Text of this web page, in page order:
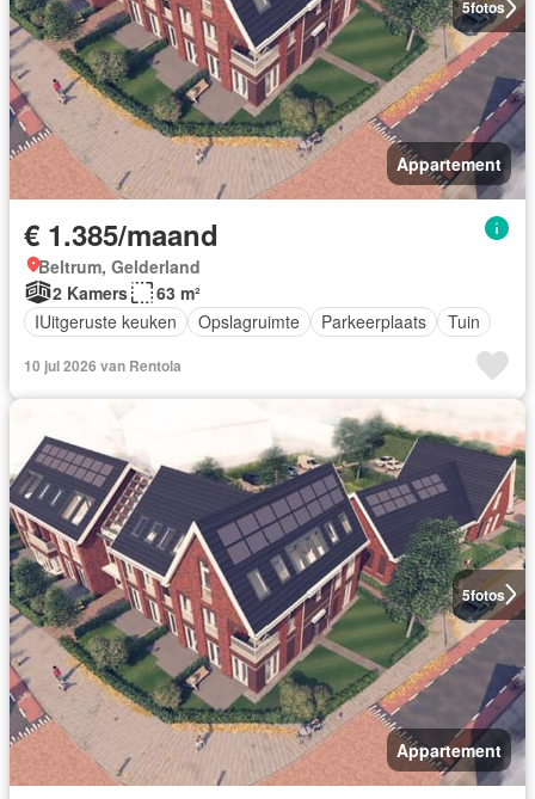
5fotos
Appartement
€ 1.385/maand
Beltrum, Gelderland
2 Kamers
63 m²
IUitgeruste keuken
Opslagruimte Parkeerplaats Tuin
10 jul 2026 van Rentola
5fotos
Appartement